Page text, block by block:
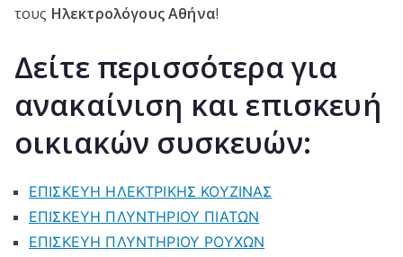
τους Ηλεκτρολόγους Αθήνα!
Δείτε περισσότερα για
ανακαίνιση και επισκευή
οικιακών συσκευών:
ΕΠΙΣΚΕΥΗ ΗΛΕΚΤΡΙΚΗΣ ΚΟΥΖΙΝΑΣ
ΕΠΙΣΚΕΥΗ ΠΛΥΝΤΗΡΙΟΥ ΠΙΑΤΩΝ
ΕΠΙΣΚΕΥΗ ΠΛΥΝΤΗΡΙΟΥ ΡΟΥΧΩΝ